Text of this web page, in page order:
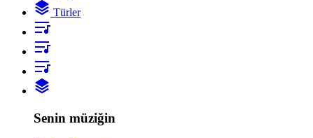
Türler
Senin müziğin